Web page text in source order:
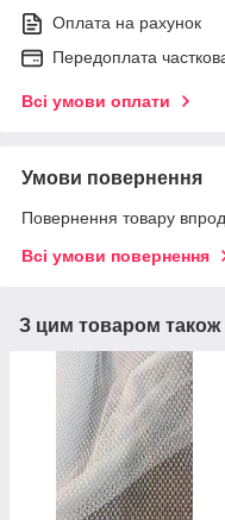
Оплата на рахунок
Передоплата
Всі умови оплати
Умови повернення
Повернення товару
Всі умови повернення
З цим товаром